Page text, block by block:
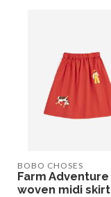
BOBO CHOSES
Farm Adventure
woven midi skirt